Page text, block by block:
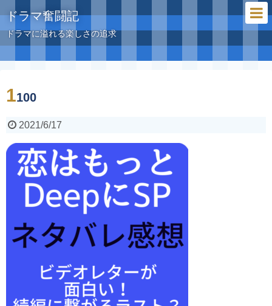
ドラマ奮闘記
ドラマに溢れる楽しさの追求
1100
2021/6/17